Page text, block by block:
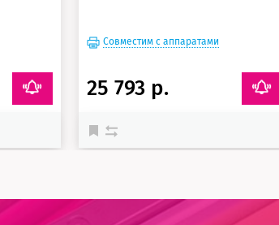
Совместим с аппаратами
25 793 р.